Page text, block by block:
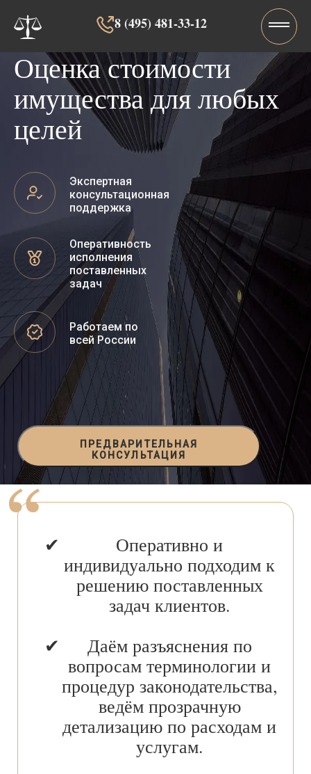
8 (495) 481-33-12‬‬
Оценка стоимости
имущества для любых
целей
Экспертная
консультационная
поддержка
Оперативность
исполнения
поставленных
задач
Работаем по
всей России
ПРЕДВАРИТЕЛЬНАЯ
КОНСУЛЬТАЦИЯ
Оперативно и
индивидуально подходим к
решению поставленных
задач клиентов.
Даём разъяснения по
вопросам терминологии и
процедур законодательства,
ведём прозрачную
детализацию по расходам и
услугам.